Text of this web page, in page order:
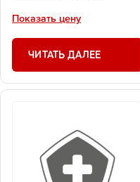
Показать цену
ЧИТАТЬ ДАЛЕЕ